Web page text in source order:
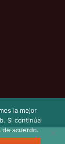
la mejor
Si continúa
de acuerdo.